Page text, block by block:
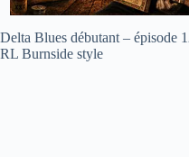
Delta Blues débutant – épisode
RL Burnside style